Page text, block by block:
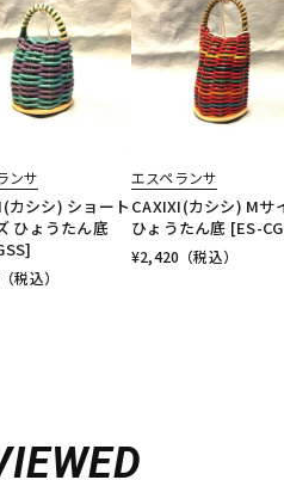
ンサ
カシシ) ショート
ひょうたん底
（税込）
エスペランサ
CAXIXI(カシシ) Mサ
ひょうたん底 [ES-
¥2,420 （税込）